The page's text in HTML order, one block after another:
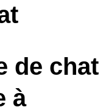
de chat
à